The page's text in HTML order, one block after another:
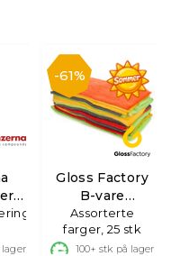
61%
Gloss Factory
B-vare
Mikrofiberkluter
Assorterte
farger, 25 stk
100+ stk på lager